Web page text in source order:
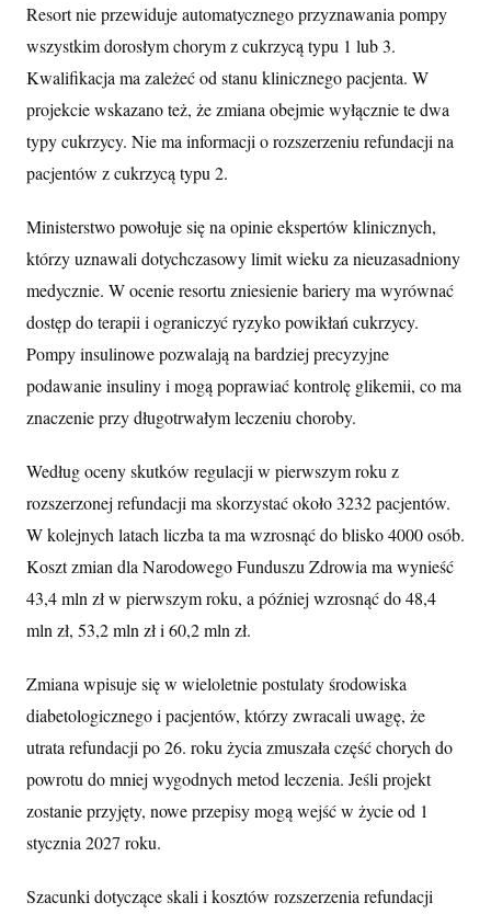
Resort nie przewiduje automatycznego przyznawania pompy
wszystkim dorosłym chorym z cukrzycą typu 1 lub 3.
Kwalifikacja ma zależeć od stanu klinicznego pacjenta. W
projekcie wskazano też, że zmiana obejmie wyłącznie te dwa
typy cukrzycy. Nie ma informacji o rozszerzeniu refundacji na
pacjentów z cukrzycą typu 2.
Ministerstwo powołuje się na opinie ekspertów klinicznych,
którzy uznawali dotychczasowy limit wieku za nieuzasadniony
medycznie. W ocenie resortu zniesienie bariery ma wyrównać
dostęp do terapii i ograniczyć ryzyko powikłań cukrzycy.
Pompy insulinowe pozwalają na bardziej precyzyjne
podawanie insuliny i mogą poprawiać kontrolę glikemii, co ma
znaczenie przy długotrwałym leczeniu choroby.
Według oceny skutków regulacji w pierwszym roku z
rozszerzonej refundacji ma skorzystać około 3232 pacjentów.
W kolejnych latach liczba ta ma wzrosnąć do blisko 4000 osób.
Koszt zmian dla Narodowego Funduszu Zdrowia ma wynieść
43,4 mln zł w pierwszym roku, a później wzrosnąć do 48,4
mln zł, 53,2 mln zł i 60,2 mln zł.
Zmiana wpisuje się w wieloletnie postulaty środowiska
diabetologicznego i pacjentów, którzy zwracali uwagę, że
utrata refundacji po 26. roku życia zmuszała część chorych do
powrotu do mniej wygodnych metod leczenia. Jeśli projekt
zostanie przyjęty, nowe przepisy mogą wejść w życie od 1
stycznia 2027 roku.
Szacunki dotyczące skali i kosztów rozszerzenia refundacji